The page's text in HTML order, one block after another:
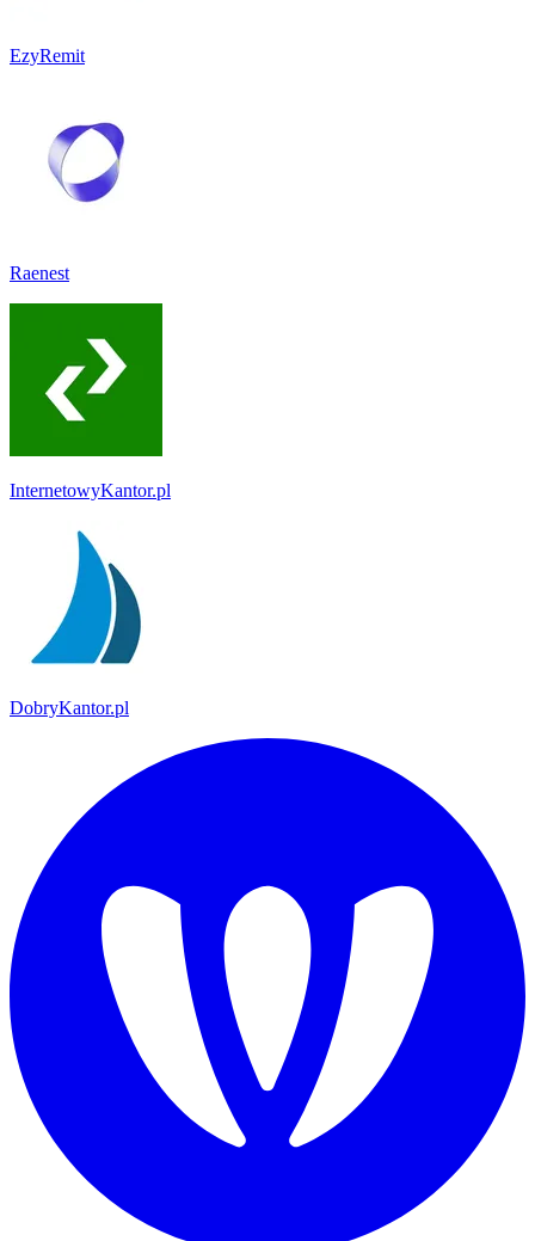
EzyRemit
Raenest
InternetowyKantor.pl
DobryKantor.pl